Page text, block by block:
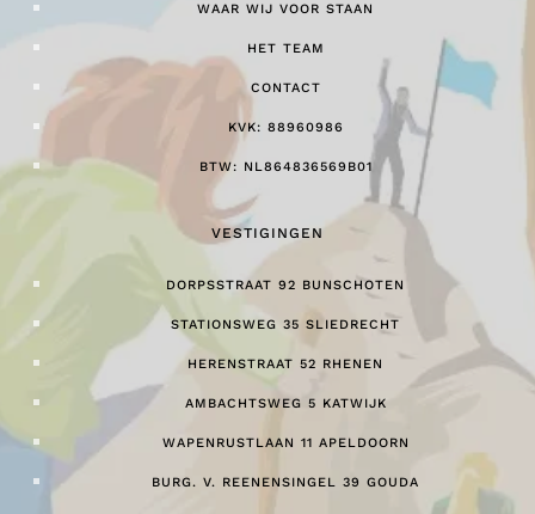
WAAR WIJ VOOR STAAN
HET TEAM
CONTACT
KVK: 88960986
BTW: NL864836569B01
VESTIGINGEN
DORPSSTRAAT 92 BUNSCHOTEN
STATIONSWEG 35 SLIEDRECHT
HERENSTRAAT 52 RHENEN
AMBACHTSWEG 5 KATWIJK
WAPENRUSTLAAN 11 APELDOORN
BURG. V. REENENSINGEL 39 GOUDA